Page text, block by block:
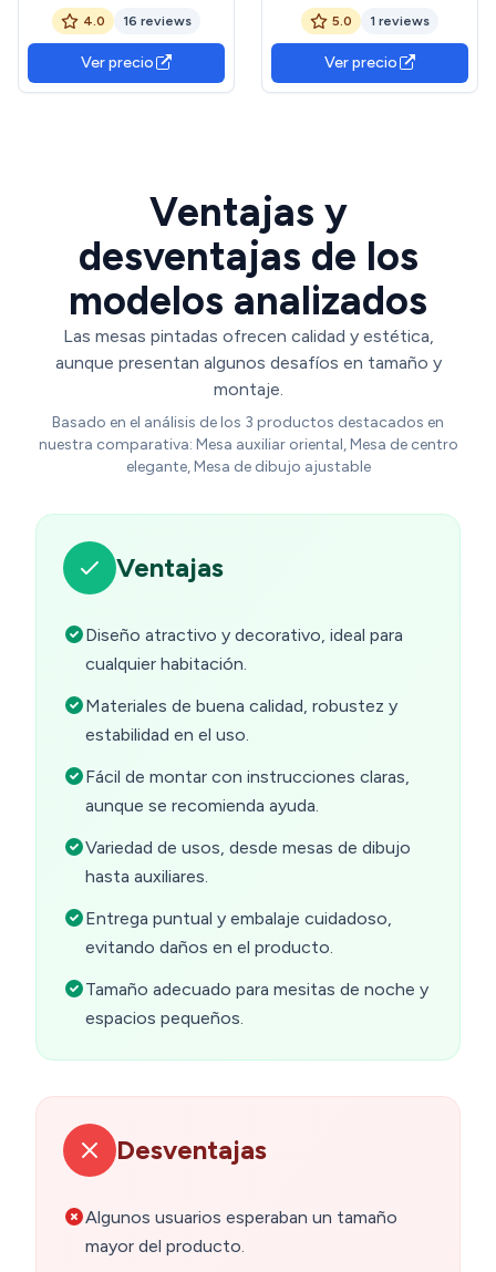
Muebles para Niños, Unisex,
para Pintar y Hacer
Manualidades,
Blanco/Beige, Tablero de
Fibras, 88 x 62 x 42 cm
4.0 16 reviews
Ver precio
Portátil. Normativa Uso
Público Interior/Exterior.
Tablero Resina HDPE
3,5cm. Capacidad 6/8
Personas y Carga 150 kg.
5.0 1 reviews
Ver precio
Ventajas y
desventajas de los
modelos analizados
Las mesas pintadas ofrecen calidad y estética,
aunque presentan algunos desafíos en tamaño y
montaje.
Basado en el análisis de los 3 productos destacados en
nuestra comparativa: Mesa auxiliar oriental, Mesa de centro
elegante, Mesa de dibujo ajustable
Ventajas
Diseño atractivo y decorativo, ideal para
cualquier habitación.
Materiales de buena calidad, robustez y
estabilidad en el uso.
Fácil de montar con instrucciones claras,
aunque se recomienda ayuda.
Variedad de usos, desde mesas de dibujo
hasta auxiliares.
Entrega puntual y embalaje cuidadoso,
evitando daños en el producto.
Tamaño adecuado para mesitas de noche y
espacios pequeños.
Desventajas
Algunos usuarios esperaban un tamaño
mayor del producto.